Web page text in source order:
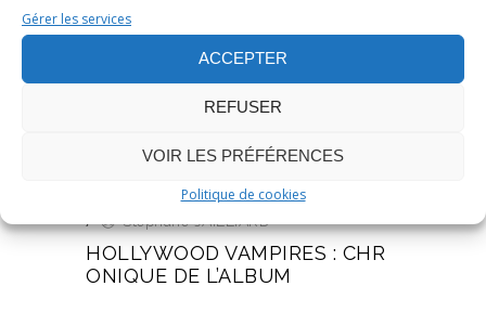
Gérer les services
ACCEPTER
REFUSER
VOIR LES PRÉFÉRENCES
Politique de cookies
Publié le 02 Oct 2015 /
0
/
Stéphane JAILLIARD
HOLLYWOOD VAMPIRES : CHR
ONIQUE DE L’ALBUM